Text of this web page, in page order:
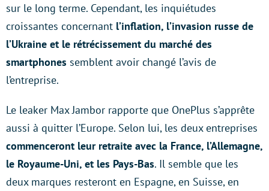
sur le long terme. Cependant, les inquiétudes
croissantes concernant l’inflation, l’invasion russe de
l’Ukraine et le rétrécissement du marché des
smartphones semblent avoir changé l’avis de
l’entreprise.
Le leaker Max Jambor rapporte que OnePlus s’apprête
aussi à quitter l’Europe. Selon lui, les deux entreprises
commenceront leur retraite avec la France, l’Allemagne,
le Royaume-Uni, et les Pays-Bas. Il semble que les
deux marques resteront en Espagne, en Suisse, en